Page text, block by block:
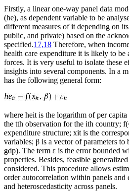
Firstly, a linear one-way panel data
(he), as dependent variable to be
different measures of it depending on
public, and private) based on the
specified.17,18 Therefore, when
health care expenditure it is likely to
forces. It is very useful to isolate these
insights into several components. In a
has the following general form:
where heit is the logarithm of per
the tth observation for the ith country;
expenditure structure; xit is the
variables; β is a vector of parameters to
gdp). The term ɛ is the error bounded
properties. Besides, feasible generalized
considered. This procedure allows
order autocorrelation within panels and
and heteroscedasticity across panels.